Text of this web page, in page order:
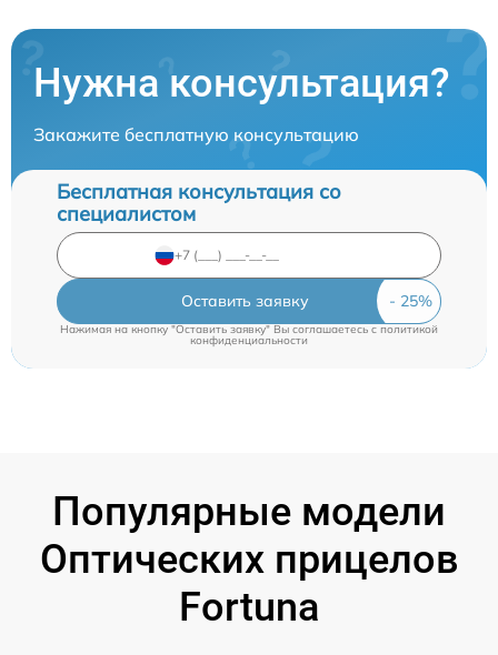
Нужна консультация?
Закажите бесплатную консультацию
Бесплатная консультация со
специалистом
Оставить заявку
Нажимая на кнопку "Оставить заявку" Вы соглашаетесь cполитикой
конфиденциальности
Популярные модели
Оптических прицелов
Fortuna